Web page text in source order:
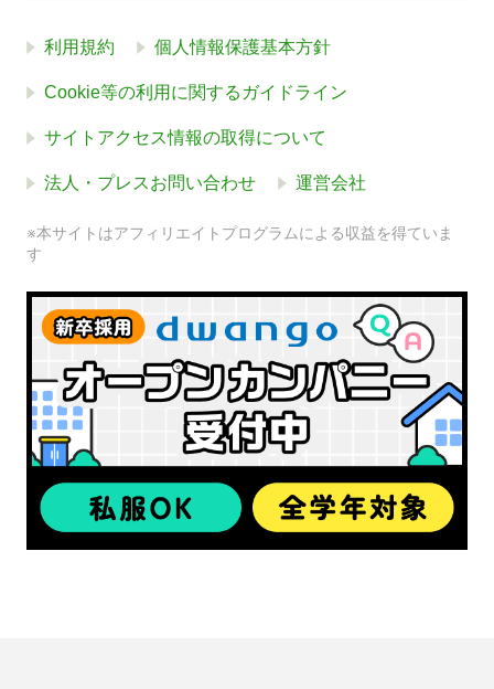
利用規約 個人情報保護基本方針
Cookie等の利用に関するガイドライン
サイトアクセス情報の取得について
法人・プレスお問い合わせ 運営会社
※本サイトはアフィリエイトプログラムによる収益を得ていま
す